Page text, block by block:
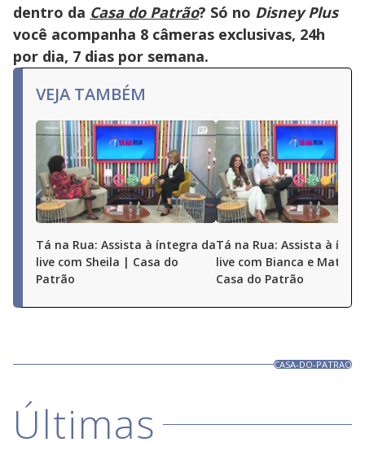
dentro da Casa do Patrão? Só no Disney Plus
você acompanha 8 câmeras exclusivas, 24h
por dia, 7 dias por semana.
VEJA TAMBÉM
Tá na Rua: Assista à íntegra da
live com Sheila | Casa do
Patrão
Tá na Rua: Assista à
live com Bianca e
Casa do Patrão
CASA-DO-PATRAO
Últimas